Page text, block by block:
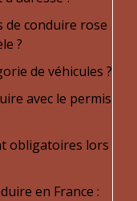
conduire rose
?
de véhicules ?
avec le permis
obligatoires lors
en France :